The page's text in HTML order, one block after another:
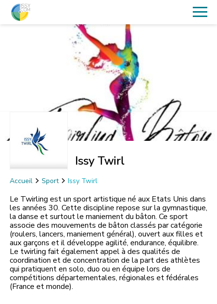
Issy Twirl
Accueil Sport Issy Twirl
Le Twirling est un sport artistique né aux Etats Unis dans
les années 30. Cette discipline repose sur la gymnastique,
la danse et surtout le maniement du bâton. Ce sport
associe des mouvements de bâton classés par catégorie
(roulers, lancers, maniement général), ouvert aux filles et
aux garçons et il développe agilité, endurance, équilibre.
Le twirling fait également appel à des qualités de
coordination et de concentration de la part des athlètes
qui pratiquent en solo, duo ou en équipe lors de
compétitions départementales, régionales et fédérales
(France et monde).